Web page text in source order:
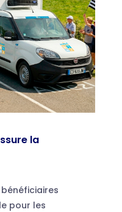
la
pour les